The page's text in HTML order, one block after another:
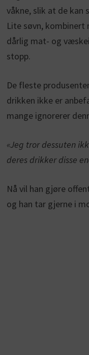
våkne, slik at de kan
Lite søvn, kombinert
dårlig mat- og
stopp.
De fleste
drikken ikke er
mange ignorerer
«Jeg tror dessuten
deres drikker disse
Nå vil han gjøre
og han tar gjerne i